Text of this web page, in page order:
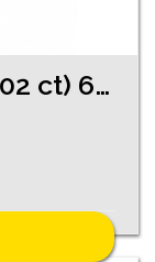
Серьги с алмазами (0.02 ct) 64/5755